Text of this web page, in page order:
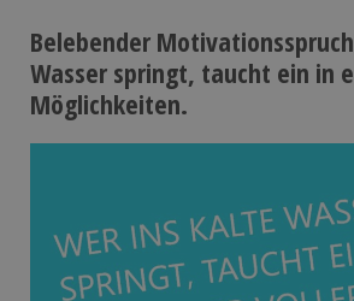
Belebender
Wasser springt, taucht ein in
Möglichkeiten.